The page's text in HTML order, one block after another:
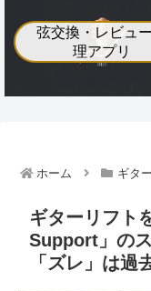
弦交換・レビュ
理アプリ
ホーム ギタ
ギターリフト
Support」の
「ズレ」は過